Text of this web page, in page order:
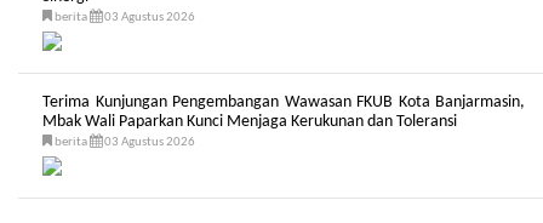
berita 03 Agustus 2026
Terima Kunjungan Pengembangan Wawasan FKUB Kota Banjarmasin,
Mbak Wali Paparkan Kunci Menjaga Kerukunan dan Toleransi
berita 03 Agustus 2026